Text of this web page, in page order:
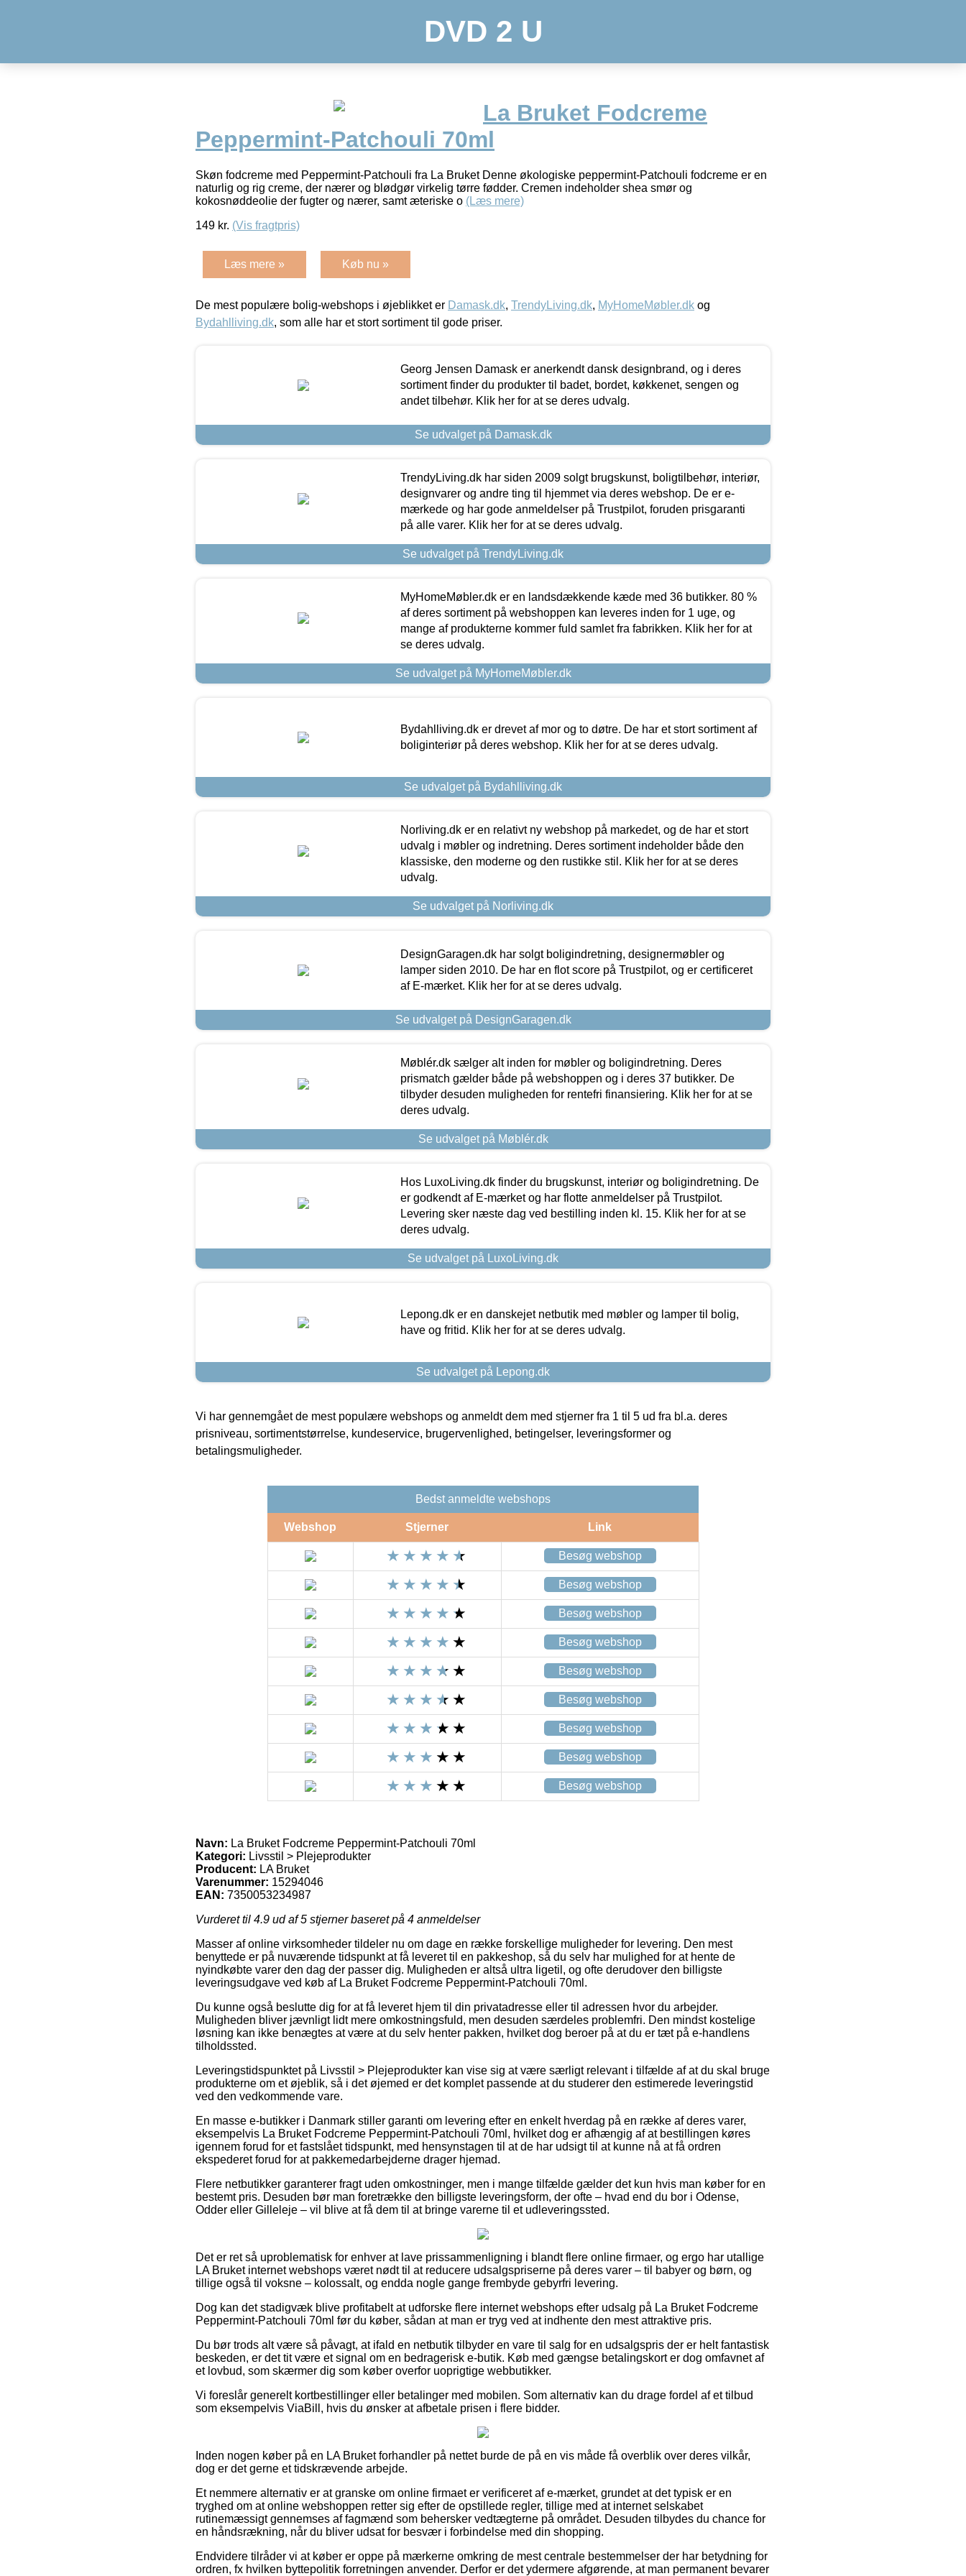
DVD 2 U
La Bruket Fodcreme
Peppermint-Patchouli 70ml
Skøn fodcreme med Peppermint-Patchouli fra La Bruket Denne økologiske peppermint-Patchouli fodcreme er en
naturlig og rig creme, der nærer og blødgør virkelig tørre fødder. Cremen indeholder shea smør og
kokosnøddeolie der fugter og nærer, samt æteriske o (Læs mere)
149 kr. (Vis fragtpris)
Læs mere » Køb nu »
De mest populære bolig-webshops i øjeblikket er Damask.dk, TrendyLiving.dk, MyHomeMøbler.dk og
Bydahlliving.dk, som alle har et stort sortiment til gode priser.
Georg Jensen Damask er anerkendt dansk designbrand, og i deres
sortiment finder du produkter til badet, bordet, køkkenet, sengen og
andet tilbehør. Klik her for at se deres udvalg.
Se udvalget på Damask.dk
TrendyLiving.dk har siden 2009 solgt brugskunst, boligtilbehør, interiør,
designvarer og andre ting til hjemmet via deres webshop. De er e-
mærkede og har gode anmeldelser på Trustpilot, foruden prisgaranti
på alle varer. Klik her for at se deres udvalg.
Se udvalget på TrendyLiving.dk
MyHomeMøbler.dk er en landsdækkende kæde med 36 butikker. 80 %
af deres sortiment på webshoppen kan leveres inden for 1 uge, og
mange af produkterne kommer fuld samlet fra fabrikken. Klik her for at
se deres udvalg.
Se udvalget på MyHomeMøbler.dk
Bydahlliving.dk er drevet af mor og to døtre. De har et stort sortiment af
boliginteriør på deres webshop. Klik her for at se deres udvalg.
Se udvalget på Bydahlliving.dk
Norliving.dk er en relativt ny webshop på markedet, og de har et stort
udvalg i møbler og indretning. Deres sortiment indeholder både den
klassiske, den moderne og den rustikke stil. Klik her for at se deres
udvalg.
Se udvalget på Norliving.dk
DesignGaragen.dk har solgt boligindretning, designermøbler og
lamper siden 2010. De har en flot score på Trustpilot, og er certificeret
af E-mærket. Klik her for at se deres udvalg.
Se udvalget på DesignGaragen.dk
Møblér.dk sælger alt inden for møbler og boligindretning. Deres
prismatch gælder både på webshoppen og i deres 37 butikker. De
tilbyder desuden muligheden for rentefri finansiering. Klik her for at se
deres udvalg.
Se udvalget på Møblér.dk
Hos LuxoLiving.dk finder du brugskunst, interiør og boligindretning. De
er godkendt af E-mærket og har flotte anmeldelser på Trustpilot.
Levering sker næste dag ved bestilling inden kl. 15. Klik her for at se
deres udvalg.
Se udvalget på LuxoLiving.dk
Lepong.dk er en danskejet netbutik med møbler og lamper til bolig,
have og fritid. Klik her for at se deres udvalg.
Se udvalget på Lepong.dk
Vi har gennemgået de mest populære webshops og anmeldt dem med stjerner fra 1 til 5 ud fra bl.a. deres
prisniveau, sortimentstørrelse, kundeservice, brugervenlighed, betingelser, leveringsformer og
betalingsmuligheder.
Bedst anmeldte webshops
Webshop Stjerner Link
Besøg webshop
Besøg webshop
Besøg webshop
Besøg webshop
Besøg webshop
Besøg webshop
Besøg webshop
Besøg webshop
Besøg webshop
Navn: La Bruket Fodcreme Peppermint-Patchouli 70ml
Kategori: Livsstil > Plejeprodukter
Producent: LA Bruket
Varenummer: 15294046
EAN: 7350053234987
Vurderet til 4.9 ud af 5 stjerner baseret på 4 anmeldelser
Masser af online virksomheder tildeler nu om dage en række forskellige muligheder for levering. Den mest
benyttede er på nuværende tidspunkt at få leveret til en pakkeshop, så du selv har mulighed for at hente de
nyindkøbte varer den dag der passer dig. Muligheden er altså ultra ligetil, og ofte derudover den billigste
leveringsudgave ved køb af La Bruket Fodcreme Peppermint-Patchouli 70ml.
Du kunne også beslutte dig for at få leveret hjem til din privatadresse eller til adressen hvor du arbejder.
Muligheden bliver jævnligt lidt mere omkostningsfuld, men desuden særdeles problemfri. Den mindst kostelige
løsning kan ikke benægtes at være at du selv henter pakken, hvilket dog beroer på at du er tæt på e-handlens
tilholdssted.
Leveringstidspunktet på Livsstil > Plejeprodukter kan vise sig at være særligt relevant i tilfælde af at du skal bruge
produkterne om et øjeblik, så i det øjemed er det komplet passende at du studerer den estimerede leveringstid
ved den vedkommende vare.
En masse e-butikker i Danmark stiller garanti om levering efter en enkelt hverdag på en række af deres varer,
eksempelvis La Bruket Fodcreme Peppermint-Patchouli 70ml, hvilket dog er afhængig af at bestillingen køres
igennem forud for et fastslået tidspunkt, med hensynstagen til at de har udsigt til at kunne nå at få ordren
ekspederet forud for at pakkemedarbejderne drager hjemad.
Flere netbutikker garanterer fragt uden omkostninger, men i mange tilfælde gælder det kun hvis man køber for en
bestemt pris. Desuden bør man foretrække den billigste leveringsform, der ofte – hvad end du bor i Odense,
Odder eller Gilleleje – vil blive at få dem til at bringe varerne til et udleveringssted.
Det er ret så uproblematisk for enhver at lave prissammenligning i blandt flere online firmaer, og ergo har utallige
LA Bruket internet webshops været nødt til at reducere udsalgspriserne på deres varer – til babyer og børn, og
tillige også til voksne – kolossalt, og endda nogle gange frembyde gebyrfri levering.
Dog kan det stadigvæk blive profitabelt at udforske flere internet webshops efter udsalg på La Bruket Fodcreme
Peppermint-Patchouli 70ml før du køber, sådan at man er tryg ved at indhente den mest attraktive pris.
Du bør trods alt være så påvagt, at ifald en netbutik tilbyder en vare til salg for en udsalgspris der er helt fantastisk
beskeden, er det tit være et signal om en bedragerisk e-butik. Køb med gængse betalingskort er dog omfavnet af
et lovbud, som skærmer dig som køber overfor uoprigtige webbutikker.
Vi foreslår generelt kortbestillinger eller betalinger med mobilen. Som alternativ kan du drage fordel af et tilbud
som eksempelvis ViaBill, hvis du ønsker at afbetale prisen i flere bidder.
Inden nogen køber på en LA Bruket forhandler på nettet burde de på en vis måde få overblik over deres vilkår,
dog er det gerne et tidskrævende arbejde.
Et nemmere alternativ er at granske om online firmaet er verificeret af e-mærket, grundet at det typisk er en
tryghed om at online webshoppen retter sig efter de opstillede regler, tillige med at internet selskabet
rutinemæssigt gennemses af fagmænd som behersker vedtægterne på området. Desuden tilbydes du chance for
en håndsrækning, når du bliver udsat for besvær i forbindelse med din shopping.
Endvidere tilråder vi at køber er oppe på mærkerne omkring de mest centrale bestemmelser der har betydning for
ordren, fx hvilken byttepolitik forretningen anvender. Derfor er det ydermere afgørende, at man permanent bevarer